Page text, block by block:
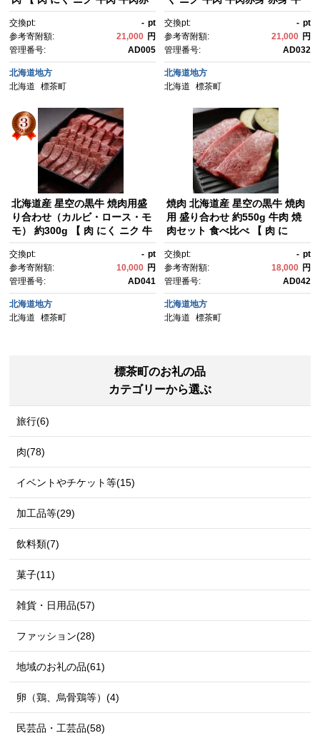
ー 冷凍牛肉 贅沢牛肉 国産牛
肉 北海道産牛肉 道産牛肉 簡
単 お手軽 特製牛肉 標茶町 北海
道 】
交換pt: - pt
参考寄附額:
21,000 円
管理番号:
AD005
北海道地方
北海道
標茶町
肉 贅沢牛肉 国産牛肉 北海道産
牛肉 道産牛肉 簡単 お手軽 特製
牛肉 標茶町 北海道 】
交換pt: - pt
参考寄附額:
21,000 円
管理番号:
AD032
北海道地方
北海道
標茶町
北海道産 星空の黒牛 焼肉用盛
り合わせ（カルビ・ロース・モ
モ） 約300g 【 肉 にく ニク 牛
ーベキュー 冷凍牛肉 贅沢牛
肉 国産牛肉 北海道産牛肉 道産
牛肉 簡単 お手軽 特製牛肉 標茶
町 北海道 】
交換pt: - pt
参考寄附額:
10,000 円
管理番号:
AD041
北海道地方
北海道
標茶町
焼肉 北海道産 星空の黒牛 焼肉
用 盛り合わせ 約550g 牛肉 焼
肉セット 食べ比べ 【 肉 に
肉セット バーベキュー 冷凍牛
肉 贅沢牛肉 国産牛肉 北海道産
牛肉 道産牛肉 簡単 お手軽 特製
牛肉 標茶町 北海道 】
交換pt: - pt
参考寄附額:
18,000 円
管理番号:
AD042
北海道地方
北海道
標茶町
標茶町のお礼の品
カテゴリーから選ぶ
旅行(6)
肉(78)
イベントやチケット等(15)
加工品等(29)
飲料類(7)
菓子(11)
雑貨・日用品(57)
ファッション(28)
地域のお礼の品(61)
卵（鶏、烏骨鶏等）(4)
民芸品・工芸品(58)